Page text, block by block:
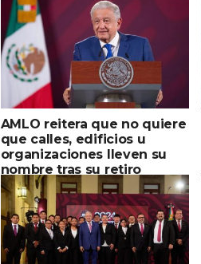
AMLO reitera que no quiere
que calles, edificios u
organizaciones lleven su
nombre tras su retiro